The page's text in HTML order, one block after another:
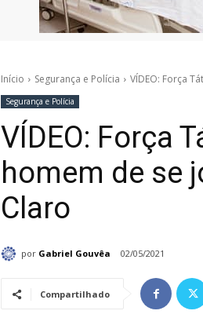
Início Segurança e Polícia VÍDEO: Força
Segurança e Polícia
VÍDEO: Força
homem de se
Claro
por Gabriel Gouvêa 02/05/2021
Compartilhado